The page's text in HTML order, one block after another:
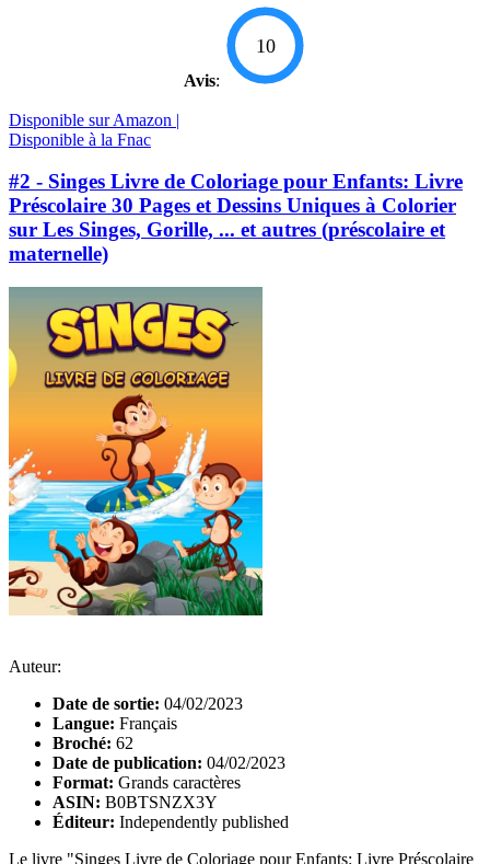
Avis:
10
Disponible sur Amazon |
Disponible à la Fnac
#2 - Singes Livre de Coloriage pour Enfants: Livre
Préscolaire 30 Pages et Dessins Uniques à Colorier
sur Les Singes, Gorille, ... et autres (préscolaire et
maternelle)
Auteur:
Date de sortie: 04/02/2023
Langue: Français
Broché: 62
Date de publication: 04/02/2023
Format: Grands caractères
ASIN: B0BTSNZX3Y
Éditeur: Independently published
Le livre "Singes Livre de Coloriage pour Enfants: Livre Préscolaire